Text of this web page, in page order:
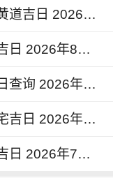
时全家不可空
农历二零二六年六月廿九入宅挑黄道吉日 2026年8月11日是不是搬家入宅吉日
农历二零二六年六月廿三看入宅吉日 2026年8月5日可以扮新家吗
农历二零二六年六月廿二入宅吉日查询 2026年8月4日是入宅好日子吗
农历二零二六年六月廿一乔迁入宅吉日 2026年8月3日今天入宅日子好不好
农历二零二六年六月十八看入宅吉日 2026年7月31日今天入宅好不好